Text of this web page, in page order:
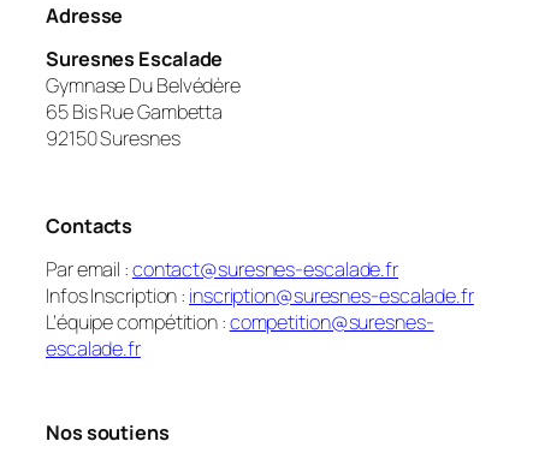
Adresse
Suresnes Escalade
Gymnase Du Belvédère
65 Bis Rue Gambetta
92150 Suresnes
Contacts
Par email :contact@suresnes-escalade.fr
Infos Inscription : inscription@suresnes-escalade.fr
L’équipe compétition :competition@suresnes-
escalade.fr
Nos soutiens